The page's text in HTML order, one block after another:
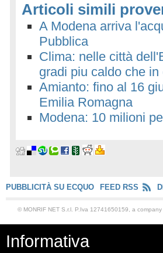
Articoli simili
A Modena arriva
Pubblica
Clima: nelle città
gradi piu caldo che in
Amianto: fino al 16
Emilia Romagna
Modena: 10 milioni
PUBBLICITÀ SU ECQUO FEED RSS
© MONRIF NET S.r.l. P.Iva 12741650159, a company
Informativa